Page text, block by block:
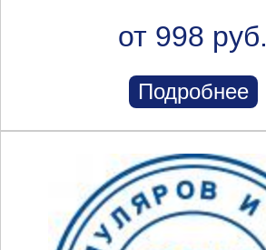
от 998 руб.
Подробнее